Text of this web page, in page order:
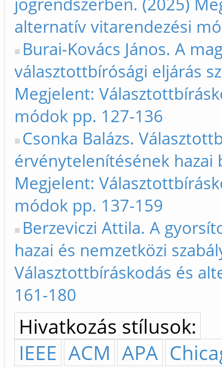
alternatív vitarendezési
Burai-Kovács János. A
választottbírósági eljárás
Megjelent:
módok pp. 127-136
Csonka Balázs.
érvénytelenítésének hazai
Megjelent:
módok pp. 137-159
Berzeviczi Attila. A
hazai és nemzetközi
Választottbíráskodás és
161-180
Hivatkozás stílusok:
IEEE ACM APA